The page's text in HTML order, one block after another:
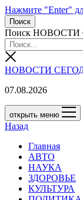
Нажмите "Enter"
Поиск
Поиск
НОВОСТИ
07.08.2026
открыть меню
Назад
Главная
АВТО
НАУКА
ЗДОРОВЬЕ
КУЛЬТУРА